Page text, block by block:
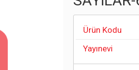
Ürün Kodu
Yayınevi